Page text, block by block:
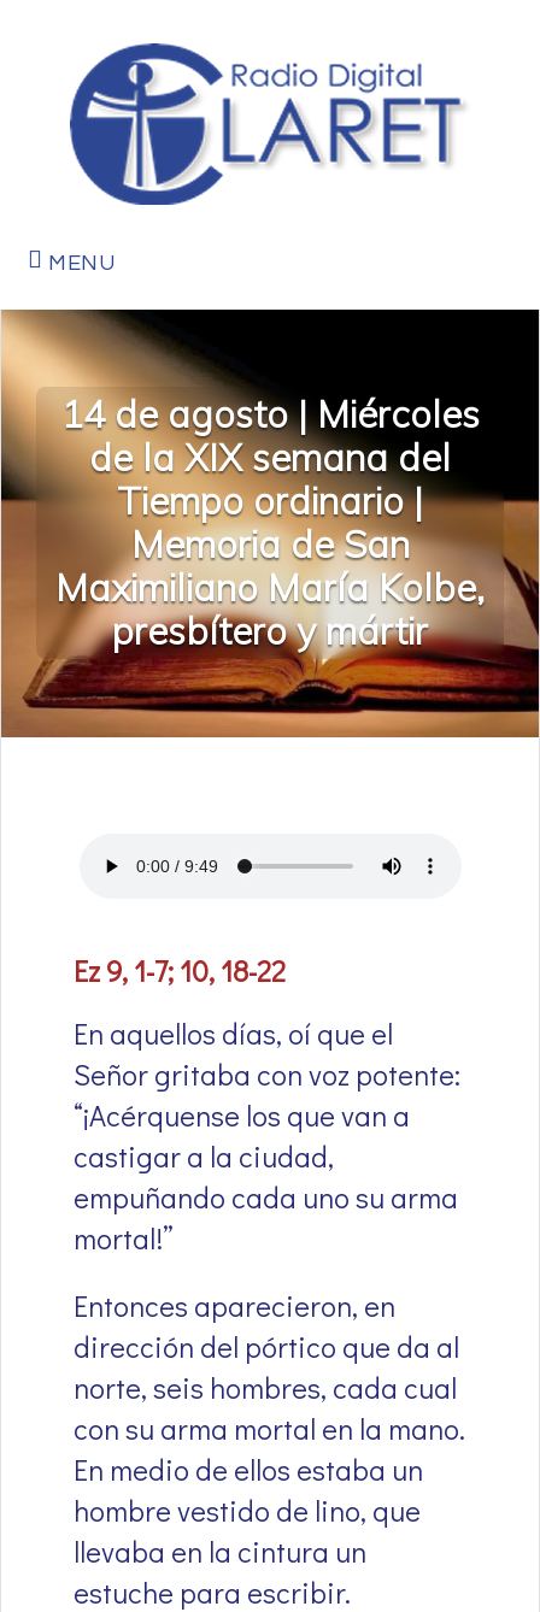
MENU
14 de agosto | Miércoles
de la XIX semana del
Tiempo ordinario |
Memoria de San
Maximiliano María Kolbe,
presbítero y mártir
Ez 9, 1-7; 10, 18-22
En aquellos días, oí que el
Señor gritaba con voz potente:
“¡Acérquense los que van a
castigar a la ciudad,
empuñando cada uno su arma
mortal!”
Entonces aparecieron, en
dirección del pórtico que da al
norte, seis hombres, cada cual
con su arma mortal en la mano.
En medio de ellos estaba un
hombre vestido de lino, que
llevaba en la cintura un
estuche para escribir.